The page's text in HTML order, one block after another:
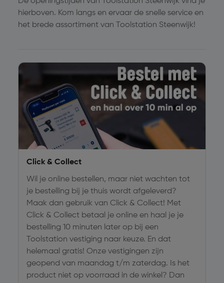
hierboven. Kom langs en ervaar de snelle service en
het brede assortiment van Toolstation Steenwijk!
Click & Collect
Wil je online bestellen, maar niet wachten tot
je bestelling bij je thuis wordt afgeleverd?
Maak dan gebruik van Click & Collect! Met
Click & Collect betaal je online en haal je je
bestelling 10 minuten later op bij een
Toolstation vestiging naar keuze. En dat
helemaal gratis! Onze vestigingen zijn
geopend van maandag t/m zaterdag. Is het
product niet op voorraad in de winkel? Dan